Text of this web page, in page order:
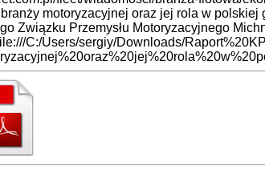
motoryzacyjnej oraz jej rola w
Związku Przemysłu Motoryzacyjnego
C:/Users/sergiy/Downloads/